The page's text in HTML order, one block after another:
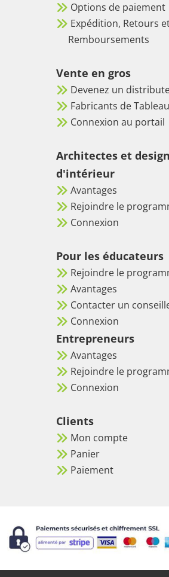
Options de paiement
Expédition, Retours
Remboursements
Vente en gros
Devenez un
Fabricants de
Connexion au portail
Architectes et
d'intérieur
Avantages
Rejoindre le
Connexion
Pour les éducateurs
Rejoindre le
Avantages
Contacter un
Connexion
Entrepreneurs
Avantages
Rejoindre le
Connexion
Clients
Mon compte
Panier
Paiement